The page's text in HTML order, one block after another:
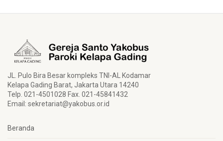
JL. Pulo Bira Besar kompleks TNI-AL Kodamar
Kelapa Gading Barat, Jakarta Utara 14240
Telp. 021-4501028 Fax. 021-45841432
Email: sekretariat@yakobus.or.id
Beranda